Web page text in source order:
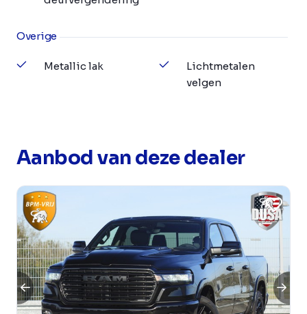
Overige
Metallic lak
Lichtmetalen
velgen
Aanbod van deze dealer